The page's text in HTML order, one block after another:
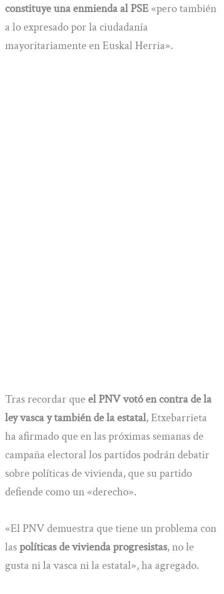
constituye una enmienda al PSE«pero también
a lo expresado por la ciudadanía
mayoritariamente en Euskal Herria».
Tras recordar que el PNV votó en contra de la
ley vasca y también de la estatal, Etxebarrieta
ha afirmado que en las próximas semanas de
campaña electoral los partidos podrán debatir
sobre políticas de vivienda, que su partido
defiende como un «derecho».
«El PNV demuestra que tiene un problema con
laspolíticas de vivienda progresistas, no le
gusta ni la vasca ni la estatal», ha agregado.